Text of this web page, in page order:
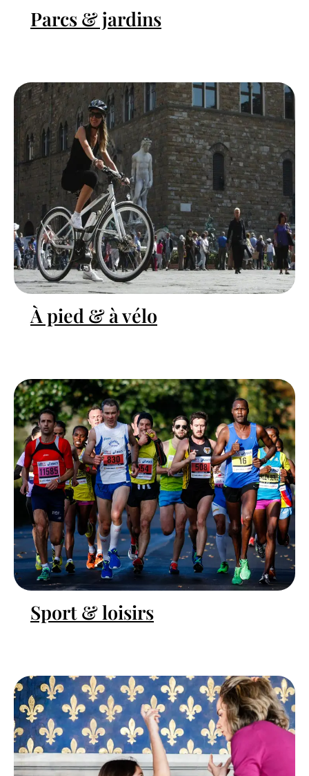
Parcs & jardins
À pied & à vélo
Sport & loisirs